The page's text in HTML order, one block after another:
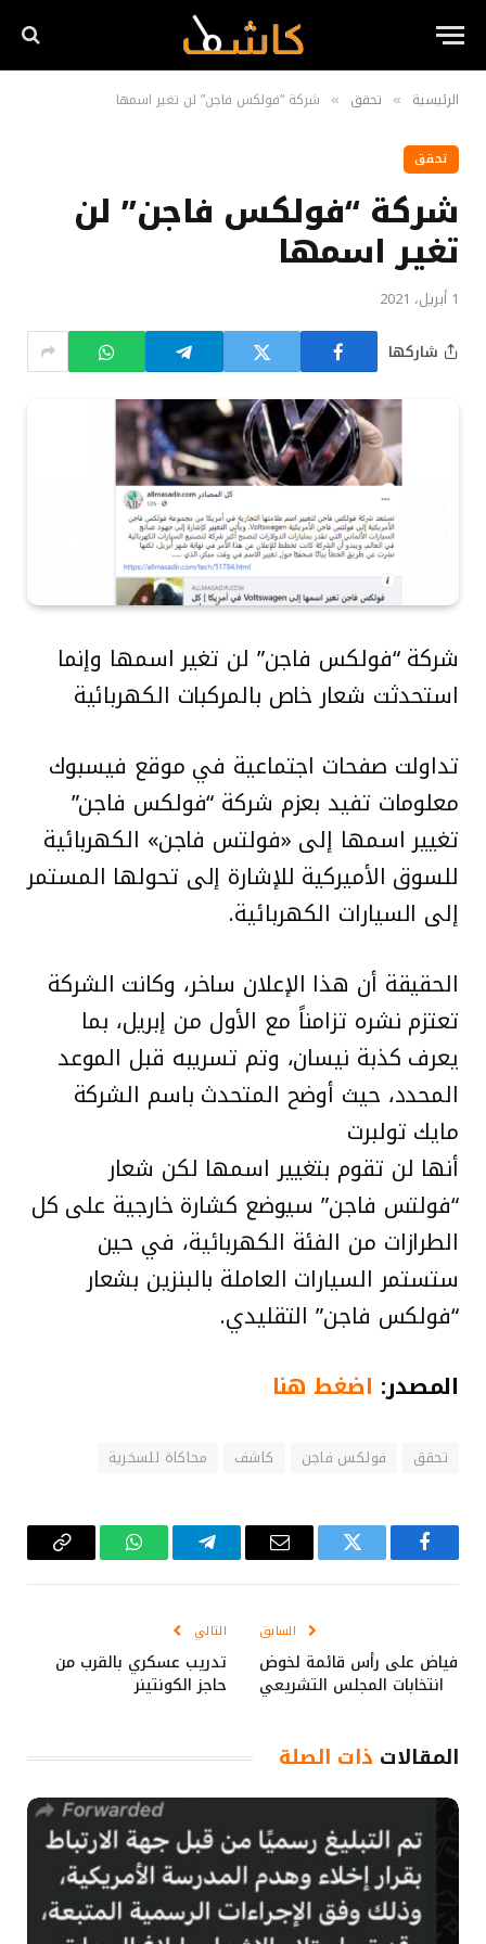
الرئيسية » تحقق » شركة “فولكس فاجن” لن تغير اسمها
تحقق
شركة “فولكس فاجن” لن
تغير اسمها
1 أبريل، 2021
شاركها
شركة “فولكس فاجن” لن تغير اسمها وإنما
استحدثت شعار خاص بالمركبات الكهربائية
تداولت صفحات اجتماعية في موقع فيسبوك
معلومات تفيد بعزم شركة “فولكس فاجن”
تغيير اسمها إلى «فولتس فاجن» الكهربائية
للسوق الأميركية للإشارة إلى تحولها المستمر
إلى السيارات الكهربائية.
الحقيقة أن هذا الإعلان ساخر، وكانت الشركة
تعتزم نشره تزامناً مع الأول من إبريل، بما
يعرف كذبة نيسان، وتم تسريبه قبل الموعد
المحدد، حيث أوضح المتحدث باسم الشركة
مايك تولبرت
أنها لن تقوم بتغيير اسمها لكن شعار
“فولتس فاجن” سيوضع كشارة خارجية على كل
الطرازات من الفئة الكهربائية، في حين
ستستمر السيارات العاملة بالبنزين بشعار
“فولكس فاجن” التقليدي.
المصدر: اضغط هنا
تحقق فولكس فاجن كاشف محاكاة للسخرية
فيسبوك تويتر
البريد
تيلقرام واتساب Copy
السابق
فياض على رأس قائمة لخوض
انتخابات المجلس التشريعي
التالي
تدريب عسكري بالقرب من
حاجز الكونتينر
المقالات ذات الصلة